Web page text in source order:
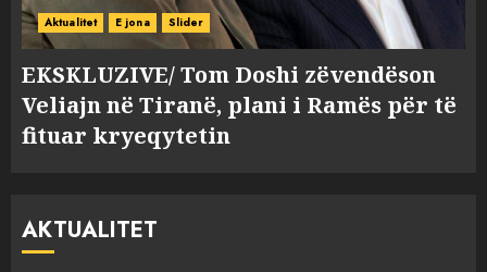
Aktualitet E jona Slider
EKSKLUZIVE/ Tom Doshi zëvendëson
Veliajn në Tiranë, plani i Ramës për të
fituar kryeqytetin
AKTUALITET